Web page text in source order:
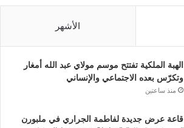
الأشهر
الهبة الملكية تفتتح موسم مولاي عبد الله أمغار
وتكرّس بعده الاجتماعي والإنساني
منذ ساعتين
قاعة عرض جديدة لفاطمة الجراري في ملبورن